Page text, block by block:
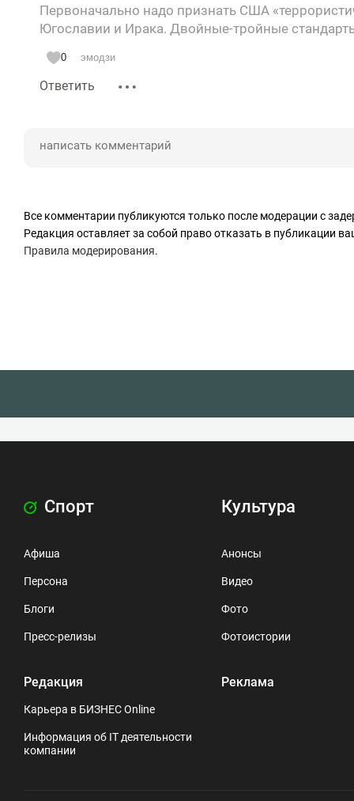
Первоначально надо признать США
Югославии и Ирака. Двойные-тройные
0 эмодзи
Ответить
Все комментарии публикуются только после модерации с
Редакция оставляет за собой право отказать в публикации
Правила модерирования.
Спорт
Афиша
Персона
Блоги
Пресс-релизы
Редакция
Карьера в БИЗНЕС Online
Информация об IT деятельности
компании
Культура
Анонсы
Видео
Фото
Фотоистории
Реклама